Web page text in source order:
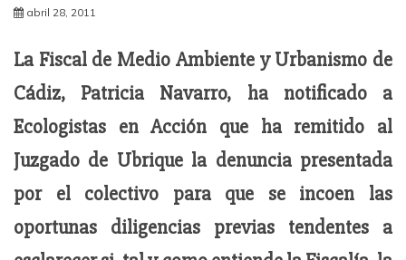
abril 28, 2011
La Fiscal de Medio Ambiente y Urbanismo de
Cádiz, Patricia Navarro, ha notificado a
Ecologistas en Acción que ha remitido al
Juzgado de Ubrique la denuncia presentada
por el colectivo para que se incoen las
oportunas diligencias previas tendentes a